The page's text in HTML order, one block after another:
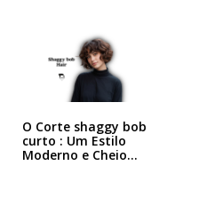
O Corte shaggy bob
curto : Um Estilo
Moderno e Cheio…